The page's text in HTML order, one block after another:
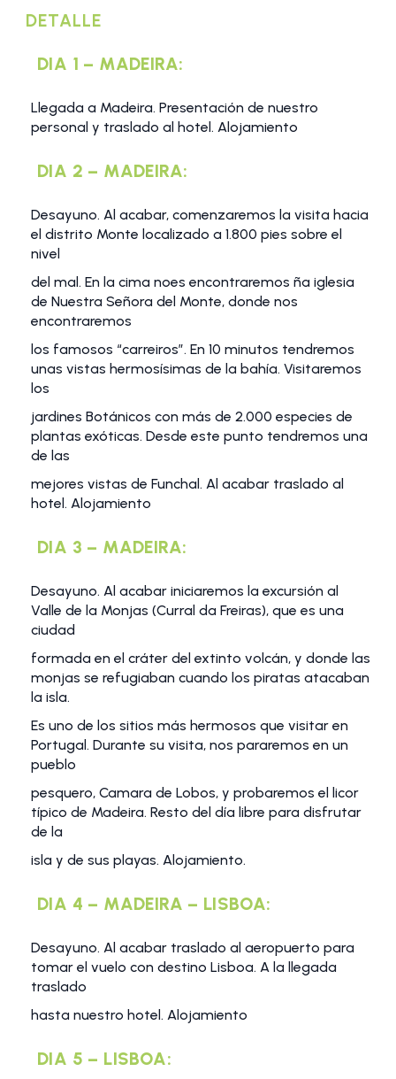
DETALLE
DIA 1 – MADEIRA:
Llegada a Madeira. Presentación de nuestro
personal y traslado al hotel. Alojamiento
DIA 2 – MADEIRA:
Desayuno. Al acabar, comenzaremos la visita hacia
el distrito Monte localizado a 1.800 pies sobre el
nivel
del mal. En la cima noes encontraremos ña iglesia
de Nuestra Señora del Monte, donde nos
encontraremos
los famosos “carreiros”. En 10 minutos tendremos
unas vistas hermosísimas de la bahía. Visitaremos
los
jardines Botánicos con más de 2.000 especies de
plantas exóticas. Desde este punto tendremos una
de las
mejores vistas de Funchal. Al acabar traslado al
hotel. Alojamiento
DIA 3 – MADEIRA:
Desayuno. Al acabar iniciaremos la excursión al
Valle de la Monjas (Curral da Freiras), que es una
ciudad
formada en el cráter del extinto volcán, y donde las
monjas se refugiaban cuando los piratas atacaban
la isla.
Es uno de los sitios más hermosos que visitar en
Portugal. Durante su visita, nos pararemos en un
pueblo
pesquero, Camara de Lobos, y probaremos el licor
típico de Madeira. Resto del día libre para disfrutar
de la
isla y de sus playas. Alojamiento.
DIA 4 – MADEIRA – LISBOA:
Desayuno. Al acabar traslado al aeropuerto para
tomar el vuelo con destino Lisboa. A la llegada
traslado
hasta nuestro hotel. Alojamiento
DIA 5 – LISBOA: